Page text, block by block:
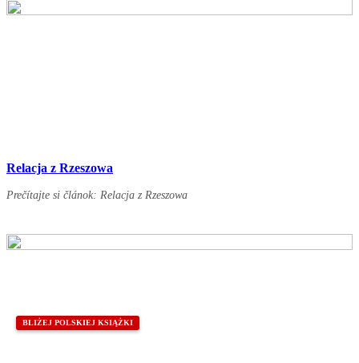
Relacja z Rzeszowa
Prečítajte si článok: Relacja z Rzeszowa
BLIŻEJ POLSKIEJ KSIĄŻKI